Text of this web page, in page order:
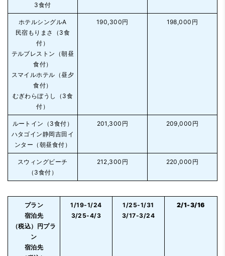
3食付
ホテルシングルA
民宿もりまさ（3食
付）
テルブレストン（朝昼
食付）
スマイルホテル（昼夕
食付）
むぎわらぼうし（3食
付）
190,300円 198,000円
ルートイン（3食付）
ハタゴイン静岡吉田イ
ンター（朝昼食付）
201,300円 209,000円
スウィングビーチ
（3食付）
212,300円 220,000円
プラン
宿泊先
（税込） 円プラ
ン
宿泊先
1/19-1/24
3/25-4/3
1/25-1/31
3/17-3/24
2/1-3/16